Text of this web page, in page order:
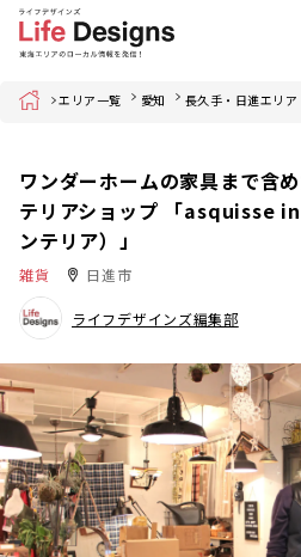
Home エリア一覧 愛知 長久手・日進エリア
ワンダーホームの家具まで含
テリアショップ 「asquisse
ンテリア）」
雑貨 日進市
ライフデザインズ編集部